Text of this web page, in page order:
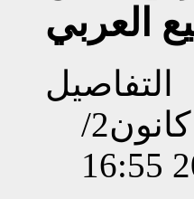
العربي
التفاصيل
تم إنشاءه بتاريخ الأحد, 26 كانون2/